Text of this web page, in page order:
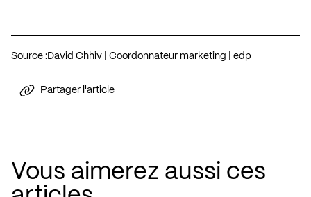
Source :David Chhiv | Coordonnateur marketing | edp
Partager l'article
Vous aimerez aussi ces